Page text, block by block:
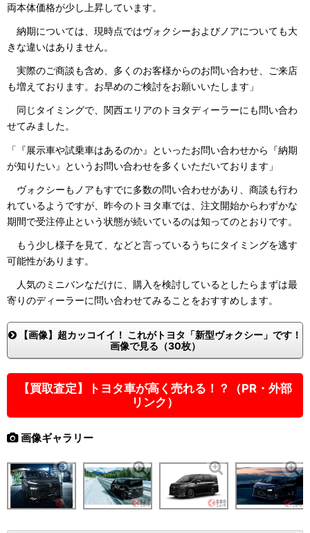
両本体価格が少し上昇しています。
納期については、現時点ではヴォクシーおよびノアについても大
きな違いはありません。
実際のご商談も含め、多くのお客様からのお問い合わせ、ご来店
も増えております。お早めのご検討をお願いいたします」
同じタイミングで、関西エリアのトヨタディーラーにも問い合わ
せてみました。
「『展示車や試乗車はあるのか』といったお問い合わせから『納期
が知りたい』というお問い合わせを多くいただいております」
ヴォクシーもノアもすでに多数の問い合わせがあり、商談も行わ
れているようですが、昨今のトヨタ車では、注文開始からわずかな
期間で受注停止という状態が続いているのは知ってのとおりです。
もう少し様子を見て、などと言っているうちにタイミングを逃す
可能性があります。
人気のミニバンなだけに、購入を検討しているとしたらまずは最
寄りのディーラーに問い合わせてみることをおすすめします。
【画像】超カッコイイ！ これがトヨタ「新型ヴォクシー」です！
画像で見る（30枚）
【買取査定】トヨタ車が高く売れる！？（PR・外部
リンク）
画像ギャラリー